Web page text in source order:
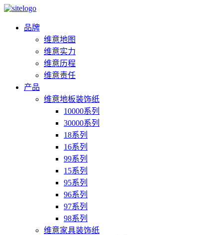
品牌
维意地图
维意实力
维意历程
维意责任
产品
维意地板装饰纸
10000系列
30000系列
18系列
16系列
99系列
15系列
95系列
96系列
97系列
98系列
维意家具装饰纸